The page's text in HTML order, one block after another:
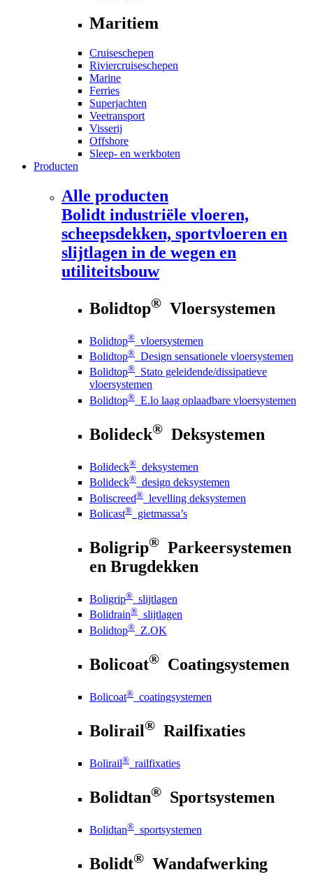
Maritiem
Cruiseschepen
Riviercruiseschepen
Marine
Ferries
Superjachten
Veetransport
Visserij
Offshore
Sleep- en werkboten
Producten
Alle producten
Bolidt industriële vloeren,
scheepsdekken, sportvloeren en
slijtlagen in de wegen en
utiliteitsbouw
Bolidtop® Vloersystemen
Bolidtop® vloersystemen
Bolidtop® Design sensationele vloersystemen
Bolidtop® Stato geleidende/dissipatieve
vloersystemen
Bolidtop® E.lo laag oplaadbare vloersystemen
Bolideck® Deksystemen
Bolideck® deksystemen
Bolideck® design deksystemen
Boliscreed® levelling deksystemen
Bolicast® gietmassa’s
Boligrip® Parkeersystemen
en Brugdekken
Boligrip® slijtlagen
Bolidrain® slijtlagen
Bolidtop® Z.OK
Bolicoat® Coatingsystemen
Bolicoat® coatingsystemen
Bolirail® Railfixaties
Bolirail® railfixaties
Bolidtan® Sportsystemen
Bolidtan® sportsystemen
Bolidt® Wandafwerking